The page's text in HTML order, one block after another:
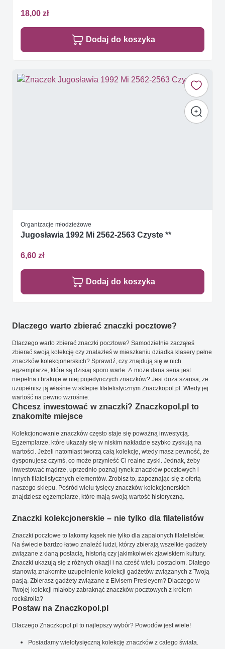
18,00 zł
Dodaj do koszyka
Organizacje młodzieżowe
Jugosławia 1992 Mi 2562-2563 Czyste **
6,60 zł
Dodaj do koszyka
Dlaczego warto zbierać znaczki pocztowe?
Dlaczego warto zbierać znaczki pocztowe? Samodzielnie zacząłeś
zbierać swoją kolekcję czy znalazłeś w mieszkaniu dziadka klasery pełne
znaczków kolekcjonerskich? Sprawdź, czy znajdują się w nich
egzemplarze, które są dzisiaj sporo warte. A może dana seria jest
niepełna i brakuje w niej pojedynczych znaczków? Jest duża szansa, że
uzupełnisz ją właśnie w sklepie filatelistycznym Znaczkopol.pl. Wtedy jej
wartość na pewno wzrośnie.
Chcesz inwestować w znaczki? Znaczkopol.pl to
znakomite miejsce
Kolekcjonowanie znaczków często staje się poważną inwestycją.
Egzemplarze, które ukazały się w niskim nakładzie szybko zyskują na
wartości. Jeżeli natomiast tworzą całą kolekcję, wtedy masz pewność, że
dysponujesz czymś, co może przynieść Ci realne zyski. Jednak, żeby
inwestować mądrze, uprzednio poznaj rynek znaczków pocztowych i
innych filatelistycznych elementów. Zrobisz to, zapoznając się z ofertą
naszego sklepu. Pośród wielu tysięcy znaczków kolekcjonerskich
znajdziesz egzemplarze, które mają swoją wartość historyczną.
Znaczki kolekcjonerskie – nie tylko dla filatelistów
Znaczki pocztowe to łakomy kąsek nie tylko dla zapalonych filatelistów.
Na świecie bardzo łatwo znaleźć ludzi, którzy zbierają wszelkie gadżety
związane z daną postacią, historią czy jakimkolwiek zjawiskiem kultury.
Znaczki ukazują się z różnych okazji i na cześć wielu postaciom. Dlatego
stanowią znakomite uzupełnienie kolekcji gadżetów związanych z Twoją
pasją. Zbierasz gadżety związane z Elvisem Presleyem? Dlaczego w
Twojej kolekcji miałoby zabraknąć znaczków pocztowych z królem
rock&rolla?
Postaw na Znaczkopol.pl
Dlaczego Znaczkopol.pl to najlepszy wybór? Powodów jest wiele!
Posiadamy wielotysięczną kolekcję znaczków z całego świata.